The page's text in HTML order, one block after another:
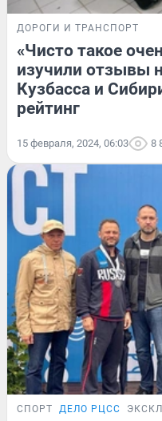
ДОРОГИ И ТРАНСПОРТ
«Чисто такое
изучили отзывы
Кузбасса и
рейтинг
15 февраля, 2024, 06:03 8
СПОРТ ДЕЛО РЦСС